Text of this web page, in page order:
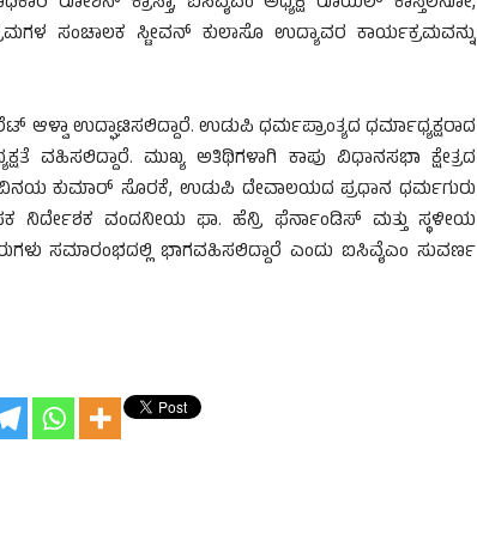
ಸಂಚಾಲಕ ಸ್ಟೀವನ್ ಕುಲಾಸೊ ಉದ್ಯಾವರ ಕಾರ್ಯಕ್ರಮವನ್ನು
ಉದ್ಘಾಟಿಸಲಿದ್ದಾರೆ. ಉಡುಪಿ ಧರ್ಮಪ್ರಾಂತ್ಯದ ಧರ್ಮಾಧ್ಯಕ್ಷರಾದ
ಮುಖ್ಯ ಅತಿಥಿಗಳಾಗಿ ಕಾಪು ವಿಧಾನಸಭಾ ಕ್ಷೇತ್ರದ
ಕುಮಾರ್ ಸೊರಕೆ, ಉಡುಪಿ ದೇವಾಲಯದ ಪ್ರಧಾನ ಧರ್ಮಗುರು
ವಂದನೀಯ ಫಾ. ಹೆನ್ರಿ ಫೆರ್ನಾಂಡಿಸ್ ಮತ್ತು ಸ್ಥಳೀಯ
ಸಮಾರಂಭದಲ್ಲಿ ಭಾಗವಹಿಸಲಿದ್ದಾರೆ ಎಂದು ಐಸಿವೈಎಂ ಸುವರ್ಣ